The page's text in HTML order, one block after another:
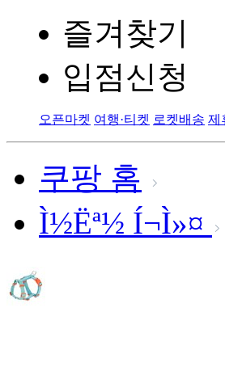
즐겨찾기
입점신청
오픈마켓 여행·티켓 로켓배송 제
쿠팡 홈
Ì½Ëª½ Í¬Ì»¤